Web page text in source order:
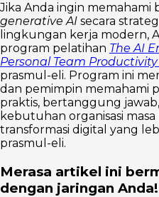
Jika Anda ingin memahami
generative AI secara
lingkungan kerja modern,
program pelatihan The AI
Personal Team
prasmul-eli. Program ini
dan pemimpin memahami
praktis, bertanggung
kebutuhan organisasi
transformasi digital yang
prasmul-eli.
Merasa artikel ini
dengan jaringan Anda!